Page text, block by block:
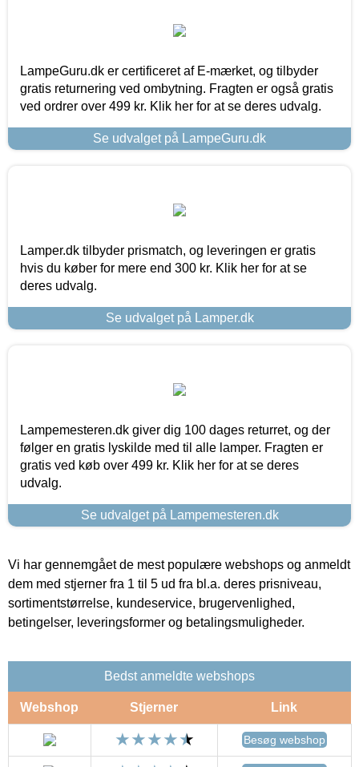
LampeGuru.dk er certificeret af E-mærket, og tilbyder
gratis returnering ved ombytning. Fragten er også gratis
ved ordrer over 499 kr. Klik her for at se deres udvalg.
Se udvalget på LampeGuru.dk
Lamper.dk tilbyder prismatch, og leveringen er gratis
hvis du køber for mere end 300 kr. Klik her for at se
deres udvalg.
Se udvalget på Lamper.dk
Lampemesteren.dk giver dig 100 dages returret, og der
følger en gratis lyskilde med til alle lamper. Fragten er
gratis ved køb over 499 kr. Klik her for at se deres
udvalg.
Se udvalget på Lampemesteren.dk
Vi har gennemgået de mest populære webshops og anmeldt
dem med stjerner fra 1 til 5 ud fra bl.a. deres prisniveau,
sortimentstørrelse, kundeservice, brugervenlighed,
betingelser, leveringsformer og betalingsmuligheder.
Bedst anmeldte webshops
Webshop Stjerner Link
Besøg webshop